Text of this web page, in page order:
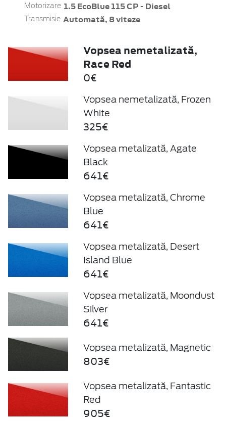
Motorizare 1.5 EcoBlue 115 CP - Diesel
Transmisie Automată, 8 viteze
Vopsea nemetalizată,
Race Red
0€
Vopsea nemetalizată, Frozen
White
325€
Vopsea metalizată, Agate
Black
641€
Vopsea metalizată, Chrome
Blue
641€
Vopsea metalizată, Desert
Island Blue
641€
Vopsea metalizată, Moondust
Silver
641€
Vopsea metalizată, Magnetic
803€
Vopsea metalizată, Fantastic
Red
905€